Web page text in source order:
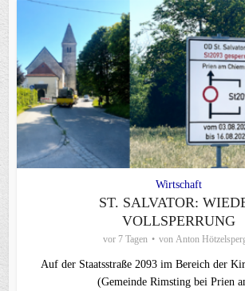
Wirtschaft
ST. SALVATOR:
VOLLSPERRUNG
vor 7 Tagen von Anton
Auf der Staatsstraße 2093 im Bereich der
(Gemeinde Rimsting bei Prien